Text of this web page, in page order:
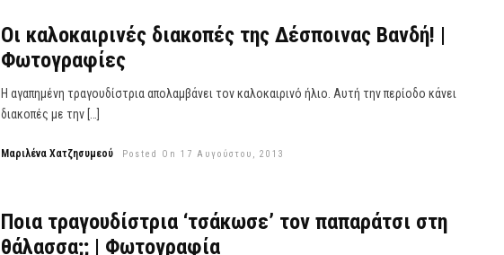
Οι καλοκαιρινές διακοπές της Δέσποινας Βανδή! |
Φωτογραφίες
Η αγαπημένη τραγουδίστρια απολαμβάνει τον καλοκαιρινό ήλιο. Αυτή την περίοδο κάνει
διακοπές με την […]
Μαριλένα Χατζησυμεού Posted On 17 Αυγούστου, 2013
Ποια τραγουδίστρια ‘τσάκωσε’ τον παπαράτσι στη
θάλασσα;; | Φωτογραφία